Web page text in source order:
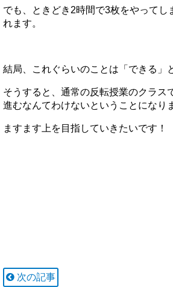
でも、ときどき2時間で3枚をやってし
れます。
結局、これぐらいのことは「できる」
そうすると、通常の反転授業のクラス
進むなんてわけないということになり
ますます上を目指していきたいです！
次の記事